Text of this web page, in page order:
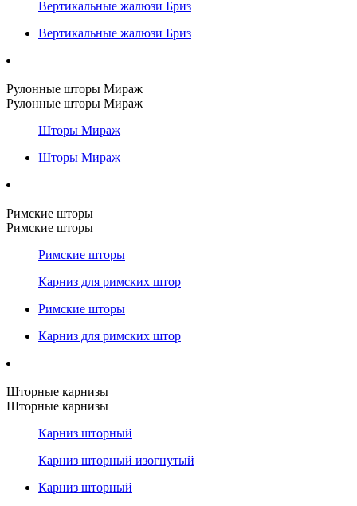
Вертикальные жалюзи Бриз
Вертикальные жалюзи Бриз
Рулонные шторы Мираж
Рулонные шторы Мираж
Шторы Мираж
Шторы Мираж
Римские шторы
Римские шторы
Римские шторы
Карниз для римских штор
Римские шторы
Карниз для римских штор
Шторные карнизы
Шторные карнизы
Карниз шторный
Карниз шторный изогнутый
Карниз шторный